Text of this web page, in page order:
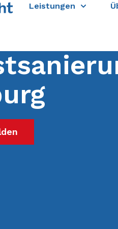
Leistungen
Leistungen